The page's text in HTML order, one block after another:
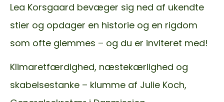
Lea Korsgaard bevæger sig ned af ukendte
stier og opdager en historie og en rigdom
som ofte glemmes – og du er inviteret med!
Klimaretfærdighed, næstekærlighed og
skabelsestanke – klumme af Julie Koch,